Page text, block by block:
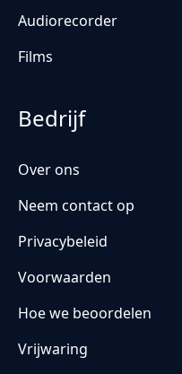
Audiorecorder
Films
Bedrijf
Over ons
Neem contact op
Privacybeleid
Voorwaarden
Hoe we beoordelen
Vrijwaring